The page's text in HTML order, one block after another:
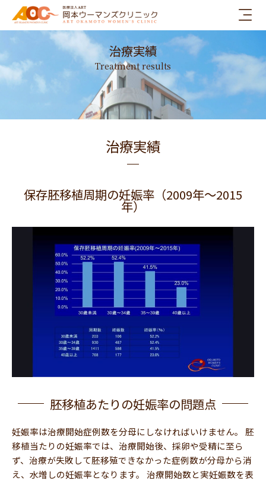
キ
ッ
治療実績
Treatment results
治療実績
保存胚移植周期の妊娠率（2009年〜2015
年）
胚移植あたりの妊娠率の問題点
妊娠率は治療開始症例数を分母にしなければいけません。 胚
移植当たりの妊娠率では、治療開始後、採卵や受精に至ら
ず、治療が失敗して胚移殖できなかった症例数が分母から消
え、水増しの妊娠率となります。 治療開始数と実妊娠数を表